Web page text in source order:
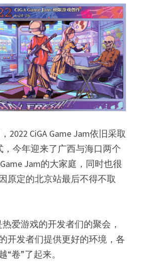
今年迎来了广西与海口两个
Jam的大家庭，同时也很
原定的北京站最后不得不取
热爱游戏的开发者们的聚会，
开发者们提供更好的环境，各
“卷”了起来。